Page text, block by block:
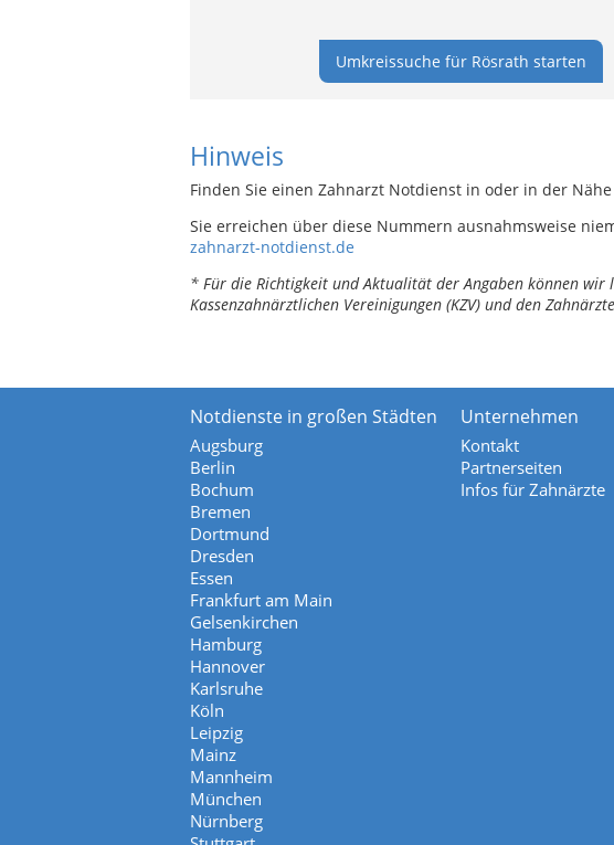
Umkreissuche für Rösrath starten
Hinweis
Finden Sie einen Zahnarzt Notdienst in oder in der
Sie erreichen über diese Nummern ausnahmsweise
zahnarzt-notdienst.de
* Für die Richtigkeit und Aktualität der Angaben können wir
Kassenzahnärztlichen Vereinigungen (KZV) und den
Notdienste in großen Städten
Augsburg
Berlin
Bochum
Bremen
Dortmund
Dresden
Essen
Frankfurt am Main
Gelsenkirchen
Hamburg
Hannover
Karlsruhe
Köln
Leipzig
Mainz
Mannheim
München
Nürnberg
Unternehmen
Kontakt
Partnerseiten
Infos für Zahnärzte